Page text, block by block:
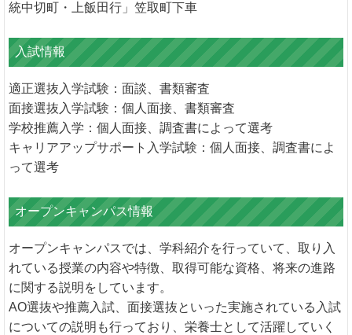
統中切町・上飯田行」笠取町下車
入試情報
適正選抜入学試験：面談、書類審査
面接選抜入学試験：個人面接、書類審査
学校推薦入学：個人面接、調査書によって選考
キャリアアップサポート入学試験：個人面接、調査書によ
って選考
オープンキャンパス情報
オープンキャンパスでは、学科紹介を行っていて、取り入
れている授業の内容や特徴、取得可能な資格、将来の進路
に関する説明をしています。
AO選抜や推薦入試、面接選抜といった実施されている入試
についての説明も行っており、栄養士として活躍していく